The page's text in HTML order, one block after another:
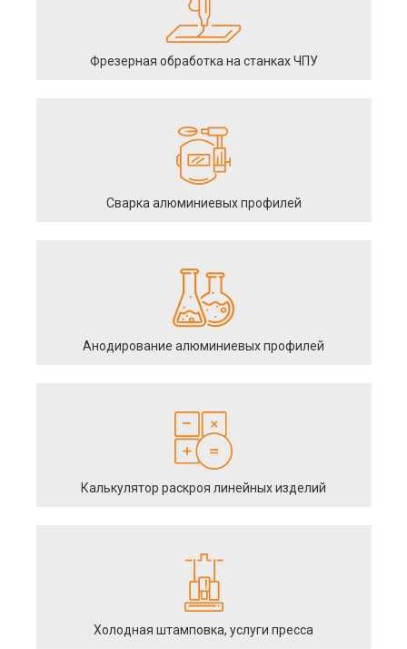
Фрезерная обработка на станках ЧПУ
Сварка алюминиевых профилей
Анодирование алюминиевых профилей
Калькулятор раскроя линейных изделий
Холодная штамповка, услуги пресса